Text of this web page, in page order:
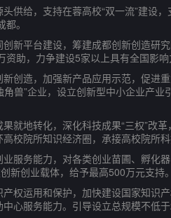
给，支持在蓉高校“双一流”建设，
。
平台建设，筹建成都创新创造研
助，力争建设5家以上具有全国影响
造，加强新产品应用示范，促进
兽”企业，设立创新型中小企业产
地转化，深化科技成果“三权”改
校院所知识经济圈，承接高校院所
务能力，对各类创业苗圃、孵化
新创业载体，给予最高500万元支持。
运用和保护，加快建设国家知识
心服务能力。引导设立总规模不低